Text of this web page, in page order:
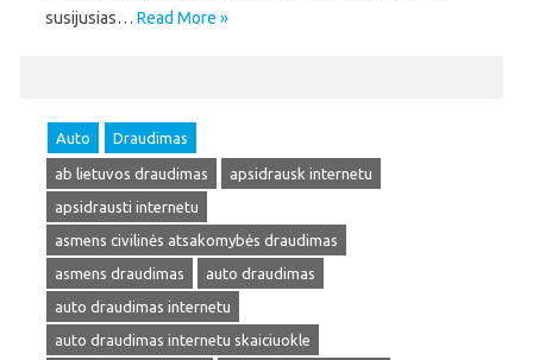
susijusias… Read More »
Auto Draudimas
ab lietuvos draudimas
apsidrausk internetu
apsidrausti internetu
asmens civilinės atsakomybės draudimas
asmens draudimas
auto draudimas
auto draudimas internetu
auto draudimas internetu skaiciuokle